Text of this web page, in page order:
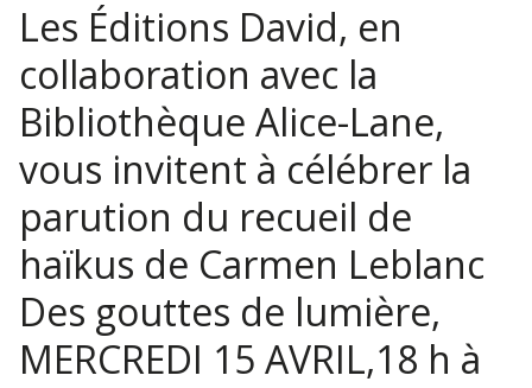
Les Éditions David, en
collaboration avec la
Bibliothèque Alice-Lane,
vous invitent à célébrer la
parution du recueil de
haïkus de Carmen Leblanc
Des gouttes de lumière,
MERCREDI 15 AVRIL,18 h à